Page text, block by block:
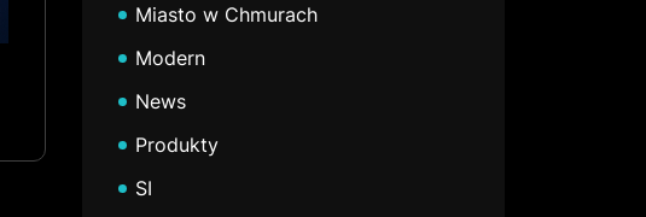
Miasto w Chmurach
Modern
News
Produkty
SI